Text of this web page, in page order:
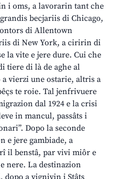
i oms, a lavorarin tant che
becjariis di Chicago,
di Allentown
di New York, a ciririn di
la vite e jere dure. Cui che
tiere di là de aghe al
vierzi une ostarie, altris a
te roie. Tal jenfrivuere
dal 1924 e la crisi
in mancul, passâts i
Dopo la seconde
e jere gambiade, a
il benstâ, par vivi miôr e
nere. La destinazion